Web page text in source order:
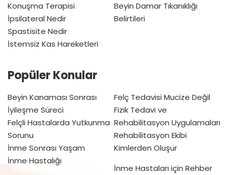
Konuşma Terapisi
İpsilateral Nedir
Spastisite Nedir
İstemsiz Kas Hareketleri
Beyin Damar Tıkanıklığı
Belirtileri
Popüler Konular
Beyin Kanaması Sonrası
İyileşme Süreci
Felçli Hastalarda Yutkunma
Sorunu
İnme Sonrası Yaşam
İnme Hastalığı
Felç Tedavisi Mucize Değil
Fizik Tedavi ve
Rehabilitasyon Uygulamaları
Rehabilitasyon Ekibi
Kimlerden Oluşur
İnme Hastaları için Rehber